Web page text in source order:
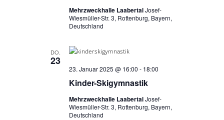
i
Mehrzweckhalle LaabertalJosef-
Wiesmüller-Str. 3, Rottenburg, Bayern,
Deutschland
DO.
23
Kinder-Skigymnastik
23. Januar 2025 @ 16:00 - 18:00
Mehrzweckhalle LaabertalJosef-
Wiesmüller-Str. 3, Rottenburg, Bayern,
Deutschland